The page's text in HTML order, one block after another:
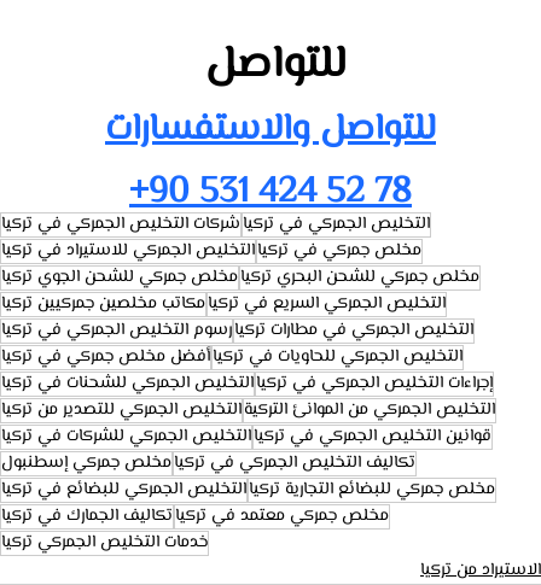
للتواصل
للتواصل والاستفسارات
+90 531 424 52 78
التخليص الجمركي في تركياشركات التخليص الجمركي في تركيا
مخلص جمركي في تركياالتخليص الجمركي للاستيراد في تركيا
مخلص جمركي للشحن البحري تركيامخلص جمركي للشحن الجوي تركيا
التخليص الجمركي السريع في تركيامكاتب مخلصين جمركيين تركيا
التخليص الجمركي في مطارات تركيارسوم التخليص الجمركي في تركيا
التخليص الجمركي للحاويات في تركياأفضل مخلص جمركي في تركيا
إجراءات التخليص الجمركي في تركياالتخليص الجمركي للشحنات في تركيا
التخليص الجمركي من الموانئ التركيةالتخليص الجمركي للتصدير من تركيا
قوانين التخليص الجمركي في تركياالتخليص الجمركي للشركات في تركيا
تكاليف التخليص الجمركي في تركيامخلص جمركي إسطنبول
مخلص جمركي للبضائع التجارية تركياالتخليص الجمركي للبضائع في تركيا
مخلص جمركي معتمد في تركياتكاليف الجمارك في تركيا
خدمات التخليص الجمركي تركيا
الاستيراد من تركيا